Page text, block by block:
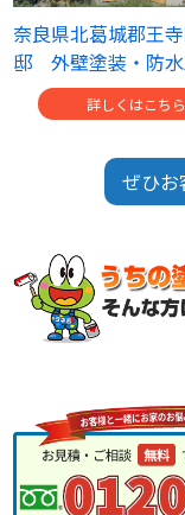
奈良県北葛城郡王
邸 外壁塗装・防
詳しくはこちら
ぜひお